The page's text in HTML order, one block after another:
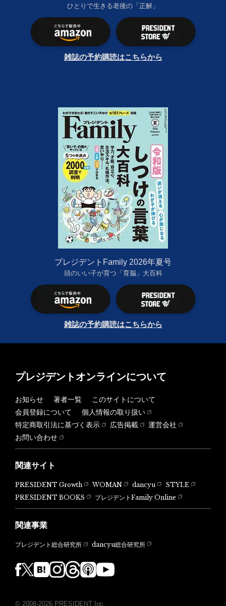
ひとりで生きる老後の「正解」
雑誌の予約購読はこちらから
プレジデントFamily 2026年夏号
頭のいい子が育つ「育脳」大百科
雑誌の予約購読はこちらから
プレジデントオンラインについて
お知らせ 著者一覧
このサイトについて
会員登録について
個人情報の取り扱い
特定商取引法に基づく表示
広告掲載
運営会社
お問い合わせ
関連サイト
PRESIDENT Growth WOMAN dancyu
STYLE
PRESIDENT BOOKS
プレジデントFamily Online
関連事業
プレジデント総合研究所 dancyu総合研究所
© 2008-2026 PRESIDENT Inc.